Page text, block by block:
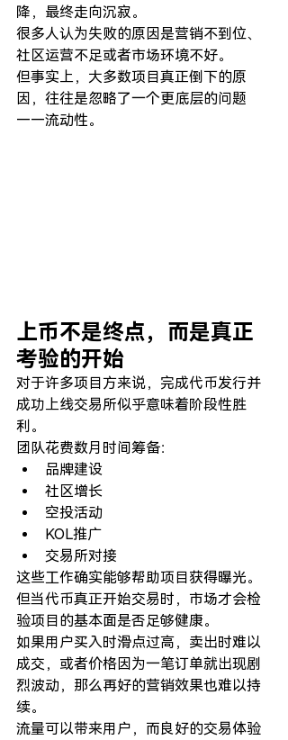
降，最终走向沉寂。
很多人认为失败的原因是营销不到位、
社区运营不足或者市场环境不好。
但事实上，大多数项目真正倒下的原
因，往往是忽略了一个更底层的问题
——流动性。
上币不是终点，而是真正
考验的开始
对于许多项目方来说，完成代币发行并
成功上线交易所似乎意味着阶段性胜
利。
团队花费数月时间筹备：
品牌建设
社区增长
空投活动
KOL推广
交易所对接
这些工作确实能够帮助项目获得曝光。
但当代币真正开始交易时，市场才会检
验项目的基本面是否足够健康。
如果用户买入时滑点过高，卖出时难以
成交，或者价格因为一笔订单就出现剧
烈波动，那么再好的营销效果也难以持
续。
流量可以带来用户，而良好的交易体验